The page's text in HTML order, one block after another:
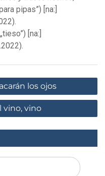
pipas”) [na:]
[na:]
los ojos
vino, vino